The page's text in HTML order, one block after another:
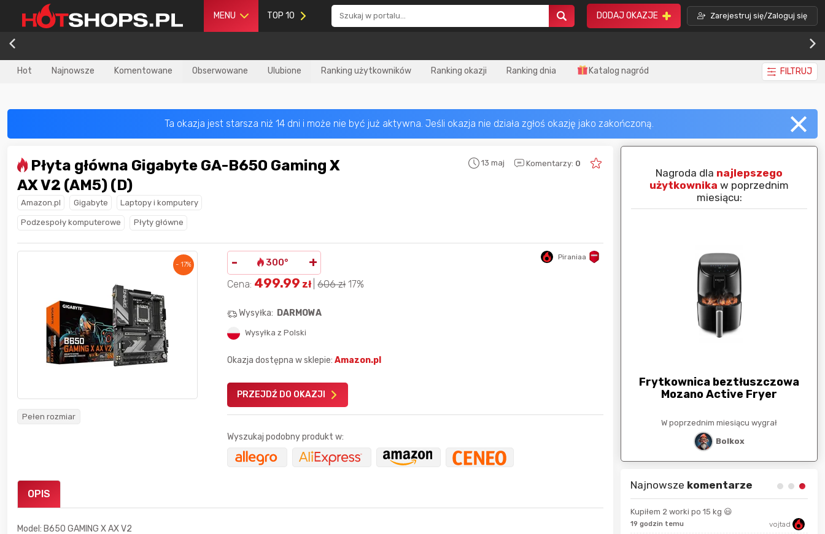
MENU TOP 10 DODAJ OKAZJE Zarejestruj się/Zaloguj się
Hot Najnowsze Komentowane Obserwowane Ulubione Ranking użytkowników Ranking okazji Ranking dnia Katalog nagród FILTRUJ
AX V2 (AM5) (D)
13 maj Komentarzy: 0
Amazon.pl Gigabyte Laptopy i komputery
Podzespoły komputerowe Płyty główne
- 17%
Pełen rozmiar
- 300° + Piraniaa
Cena: 499.99 zł 606zł 17%
Wysyłka: DARMOWA
Wysyłka z Polski
Okazja dostępna w sklepie:Amazon.pl
PRZEJDŹ DO OKAZJI
Wyszukaj podobny produkt w:
OPIS
Model: B650 GAMING X AX V2
najlepszego
w poprzednim
Fryer
Nagroda dlanajlepszego
użytkownika
Gofrownica GÖTZE & JENSEN
DW900 1600W
Nagroda za
Allegro 150zł
Nagroda dla najlepszego
użytkownika w poprzednim
miesiącu:
Frytkownica beztłuszczowa
Mozano Active Fryer
W poprzednim miesiącu wygrał
Bolkox
Najnowsze komentarze
19 godzin temu
Kupiłem 2 worki po 15 kg 😃
19 godzin temu vojtad